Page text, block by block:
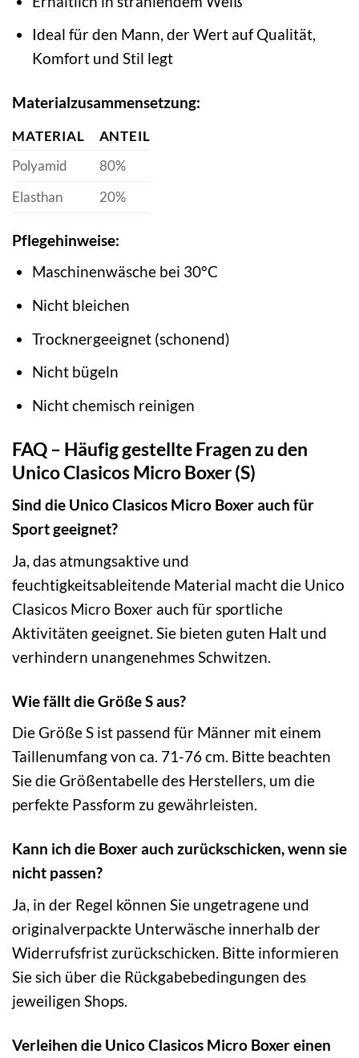
Ideal für den Mann, der Wert auf Qualität,
Komfort und Stil legt
Materialzusammensetzung:
MATERIAL
ANTEIL
Polyamid
80%
Elasthan
20%
Pflegehinweise:
Maschinenwäsche bei 30°C
Nicht bleichen
Trocknergeeignet (schonend)
Nicht bügeln
Nicht chemisch reinigen
FAQ – Häufig gestellte Fragen zu den
Unico Clasicos Micro Boxer (S)
Sind die Unico Clasicos Micro Boxer auch für
Sport geeignet?
Ja, das atmungsaktive und
feuchtigkeitsableitende Material macht die Unico
Clasicos Micro Boxer auch für sportliche
Aktivitäten geeignet. Sie bieten guten Halt und
verhindern unangenehmes Schwitzen.
Wie fällt die Größe S aus?
Die Größe S ist passend für Männer mit einem
Taillenumfang von ca. 71-76 cm. Bitte beachten
Sie die Größentabelle des Herstellers, um die
perfekte Passform zu gewährleisten.
Kann ich die Boxer auch zurückschicken, wenn sie
nicht passen?
Ja, in der Regel können Sie ungetragene und
originalverpackte Unterwäsche innerhalb der
Widerrufsfrist zurückschicken. Bitte informieren
Sie sich über die Rückgabebedingungen des
jeweiligen Shops.
Verleihen die Unico Clasicos Micro Boxer einen